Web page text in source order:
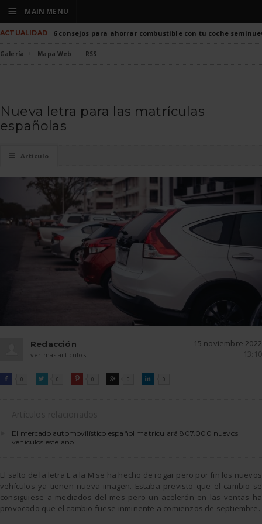
ACTUALIDAD 6 consejos para ahorrar combustible con tu coche
Galería Mapa Web RSS
Nueva letra para las matrículas
españolas
☰ Artículo
Redacción
ver más artículos
15 noviembre 2022
13:10

FACEBOOK
0 
TWITTER0 
PINTEREST
0 
GOOGLE0 
LINKEDIN
0
El mercado automovilístico español matriculará 807.000 nuevos
vehículos este año
El salto de la letra L a la M se ha hecho de rogar pero por fin los nuevos
vehículos ya tienen nueva imagen. Estaba previsto que el cambio se
consiguiese a mediados del mes pero un acelerón en las ventas ha
provocado que el cambio fuese inminente a comienzos de septiembre.
☰ MAIN MENU